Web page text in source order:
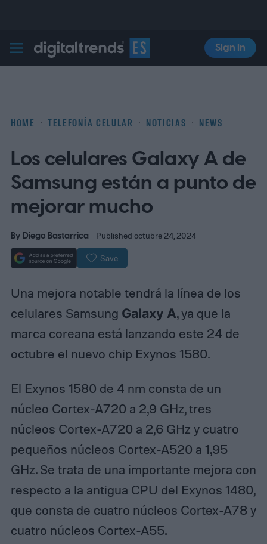
Digital Trends Español
Sign In
HOME TELEFONÍA CELULAR NOTICIAS NEWS
Los celulares Galaxy A de
Samsung están a punto de
mejorar mucho
By Diego Bastarrica Published octubre 24, 2024
Save
Una mejora notable tendrá la línea de los
celulares Samsung Galaxy A, ya que la
marca coreana está lanzando este 24 de
octubre el nuevo chip Exynos 1580.
El Exynos 1580 de 4 nm consta de un
núcleo Cortex-A720 a 2,9 GHz, tres
núcleos Cortex-A720 a 2,6 GHz y cuatro
pequeños núcleos Cortex-A520 a 1,95
GHz. Se trata de una importante mejora con
respecto a la antigua CPU del Exynos 1480,
que consta de cuatro núcleos Cortex-A78 y
cuatro núcleos Cortex-A55.